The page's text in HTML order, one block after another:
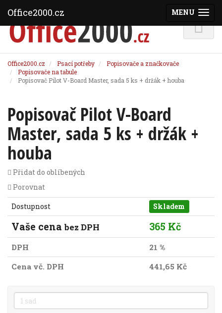
Office2000.cz Psací potřeby
Popisovače a značkovače
Popisovače na tabule
Popisovač Pilot V-Board Master, sada 5 ks + držák + houba
Popisovač Pilot V-Board
Master, sada 5 ks + držák +
houba
Přidat do oblíbených
Porovnat
Dostupnost Skladem
Vaše cena bez DPH 365 Kč
DPH
21 %
Cena vč. DPH
441,65 Kč
MENU
Office2000.cz